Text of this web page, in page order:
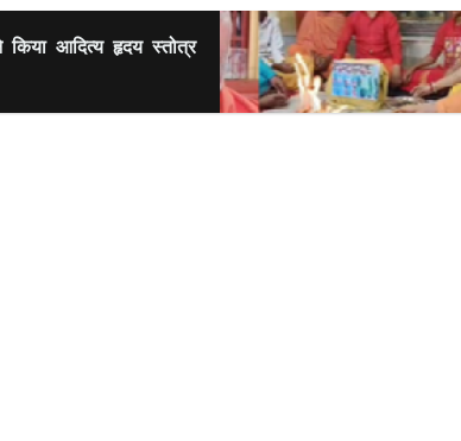
आदित्य हृदय स्तोत्र